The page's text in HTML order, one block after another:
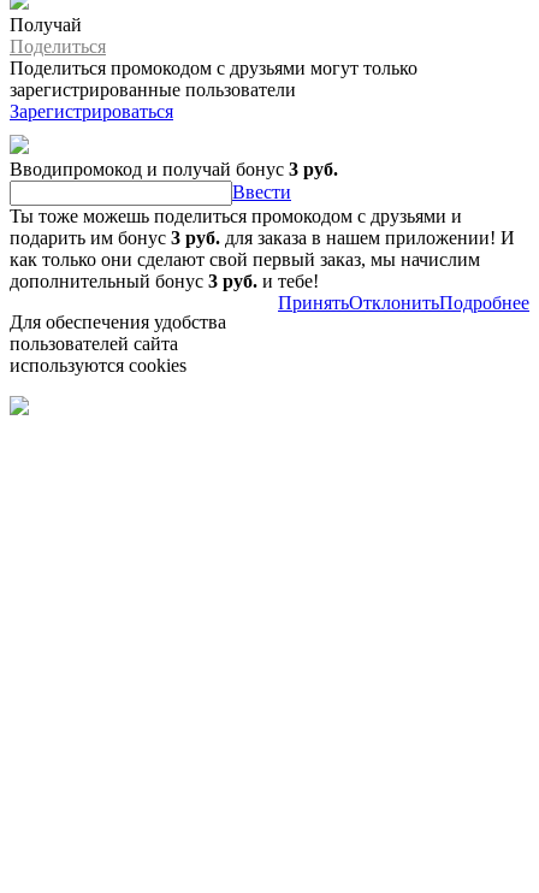
Получай
Поделиться
Поделиться промокодом с друзьями могут только
зарегистрированные пользователи
Зарегистрироваться
Вводипромокод и получай бонус 3 руб.
Ввести
Ты тоже можешь поделиться промокодом с друзьями и
подарить им бонус 3 руб. для заказа в нашем приложении! И
как только они сделают свой первый заказ, мы начислим
дополнительный бонус 3 руб. и тебе!
Для обеспечения удобства
пользователей сайта
используются cookies
ПринятьОтклонитьПодробнее